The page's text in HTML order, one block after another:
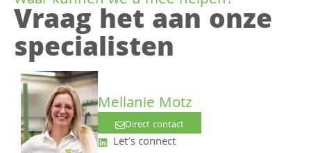
Vraag het aan onze
specialisten
Mellanie Motz
Direct contact
Let's connect